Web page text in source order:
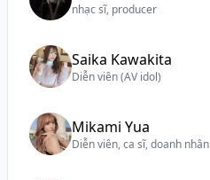
nhạc sĩ, producer
Saika Kawakita
Diễn viên (AV idol)
Mikami Yua
Diễn viên, ca sĩ, doanh nhân